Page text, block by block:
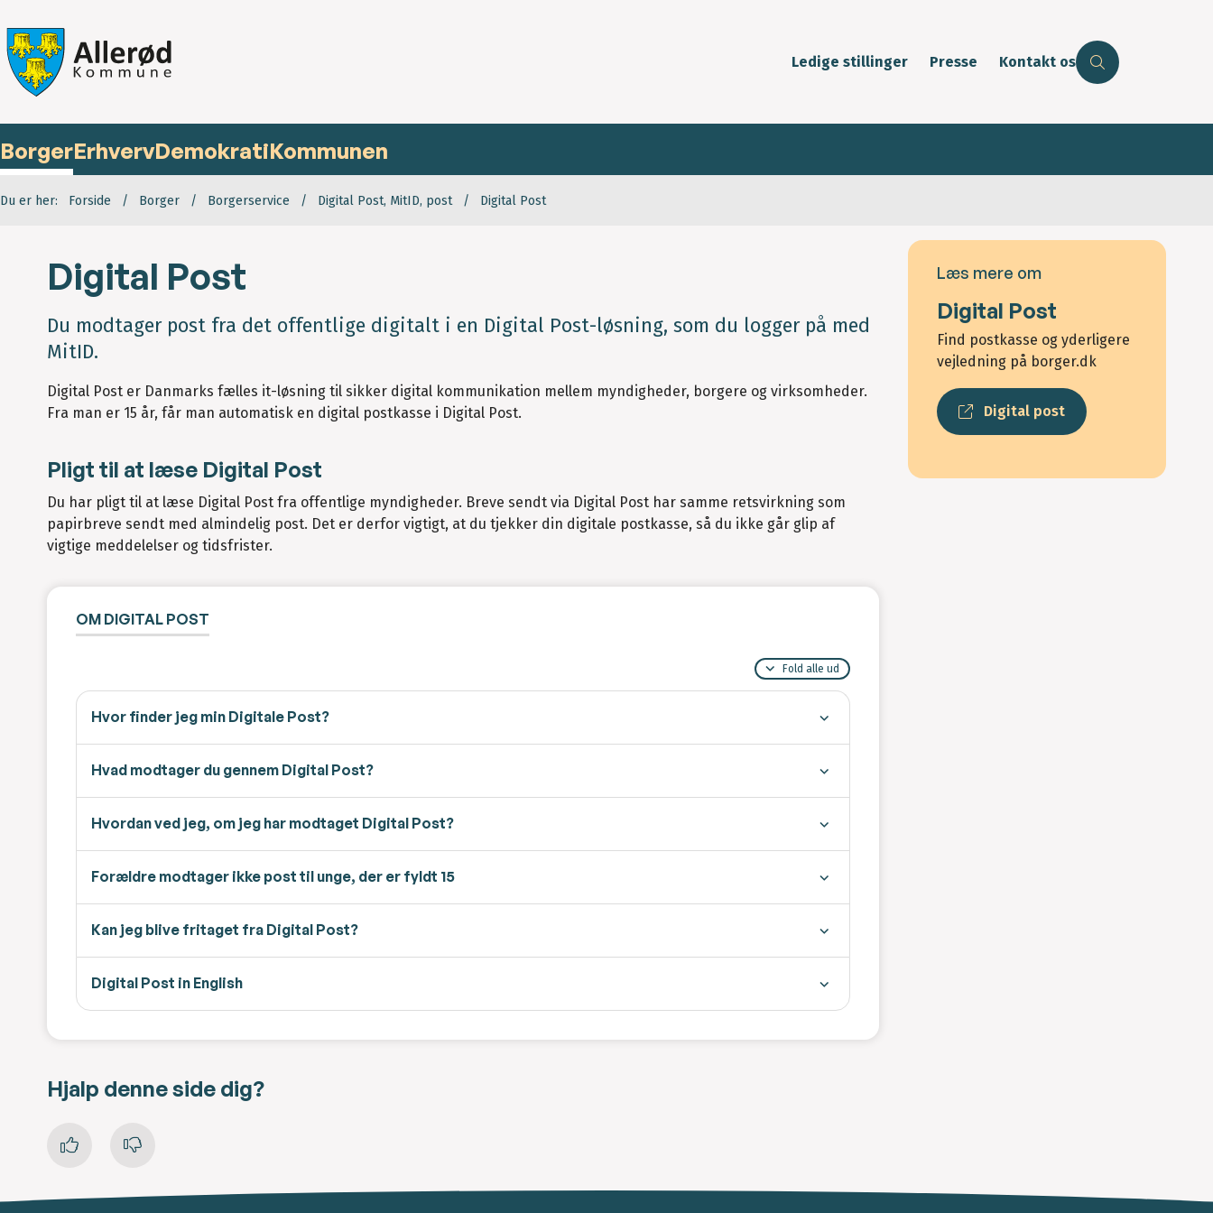
Ledige stillinger Presse Kontakt os
BorgerErhvervDemokratiKommunen
Du er her: Forside Borger Borgerservice Digital Post, MitID, post Digital Post
Digital Post
Du modtager post fra det offentlige digitalt i en Digital Post-løsning, som du logger på med
MitID.
Digital Post er Danmarks fælles it-løsning til sikker digital kommunikation mellem myndigheder, borgere og virksomheder.
Fra man er 15 år, får man automatisk en digital postkasse i Digital Post.
Pligt til at læse Digital Post
Du har pligt til at læse Digital Post fra offentlige myndigheder. Breve sendt via Digital Post har samme retsvirkning som
papirbreve sendt med almindelig post. Det er derfor vigtigt, at du tjekker din digitale postkasse, så du ikke går glip af
vigtige meddelelser og tidsfrister.
OM DIGITAL POST
Fold alle ud
Hvor finder jeg min Digitale Post?
Hvad modtager du gennem Digital Post?
Hvordan ved jeg, om jeg har modtaget Digital Post?
Forældre modtager ikke post til unge, der er fyldt 15
Kan jeg blive fritaget fra Digital Post?
Digital Post in English
Læs mere om
Digital Post
Find postkasse og yderligere
vejledning på borger.dk
Digital post
Hjalp denne side dig?